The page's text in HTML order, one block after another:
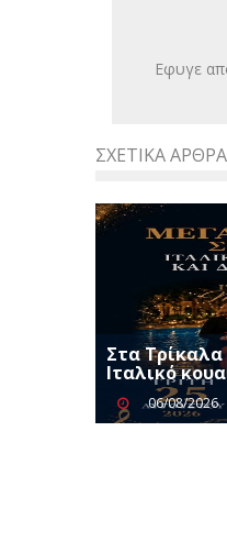
Εφυγε
ΣΧΕΤΙΚΆ ΆΡΘΡΑ
Στα
Ιταλικό
06/08/2026